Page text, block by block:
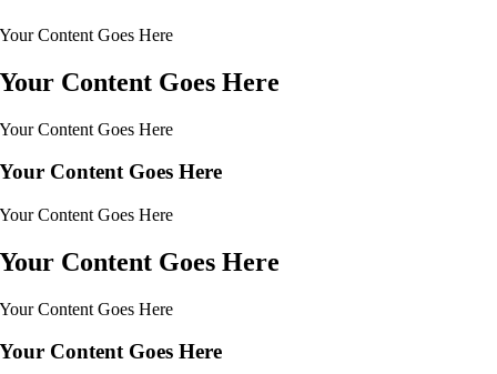
Your Content Goes Here
Your Content Goes Here
Your Content Goes Here
Your Content Goes Here
Your Content Goes Here
Your Content Goes Here
Your Content Goes Here
Your Content Goes Here